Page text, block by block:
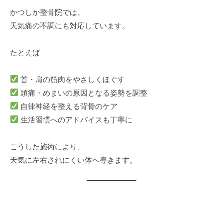
かつしか整骨院では、
天気痛の不調にも対応しています。
たとえば――
首・肩の筋肉をやさしくほぐす
頭痛・めまいの原因となる姿勢を調整
自律神経を整える背骨のケア
生活習慣へのアドバイスも丁寧に
こうした施術により、
天気に左右されにくい体へ導きます。